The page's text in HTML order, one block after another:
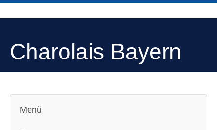
Charolais Bayern
Menü